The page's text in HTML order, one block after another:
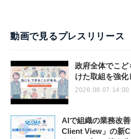
動画で見るプレスリリース
政府全体でこど
けた取組を強化
2026.08.07 14:00
AIで組織の業務改
Client View」の新